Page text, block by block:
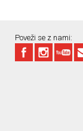
Poveži se z nami: